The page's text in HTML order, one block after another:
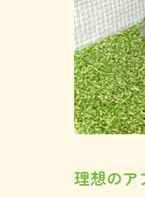
理想のア